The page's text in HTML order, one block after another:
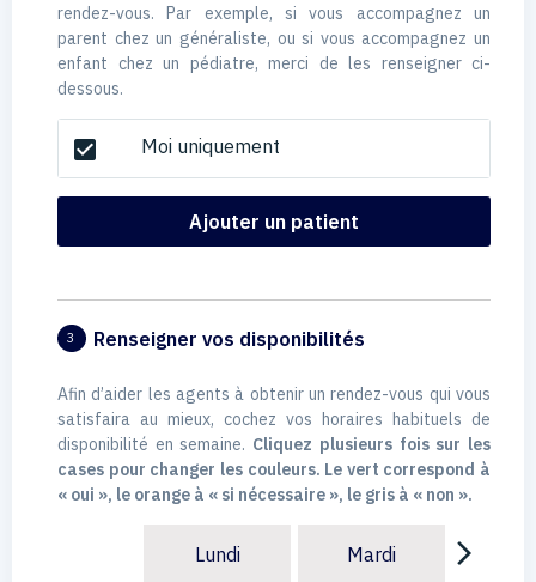
rendez-vous. Par exemple, si vous accompagnez un
parent chez un généraliste, ou si vous accompagnez un
enfant chez un pédiatre, merci de les renseigner ci-
dessous.
check_box Moi uniquement
Ajouter un patient
3 Renseigner vos disponibilités
Afin d’aider les agents à obtenir un rendez-vous qui vous
satisfaira au mieux, cochez vos horaires habituels de
disponibilité en semaine. Cliquez plusieurs fois sur les
cases pour changer les couleurs. Le vert correspond à
« oui », le orange à « si nécessaire », le gris à « non ».
Lundi Mardi arrow_forward_ios